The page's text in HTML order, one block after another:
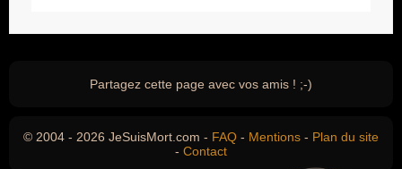
Partagez cette page avec vos amis ! ;-)
© 2004 - 2026 JeSuisMort.com - FAQ - Mentions - Plan du site
- Contact